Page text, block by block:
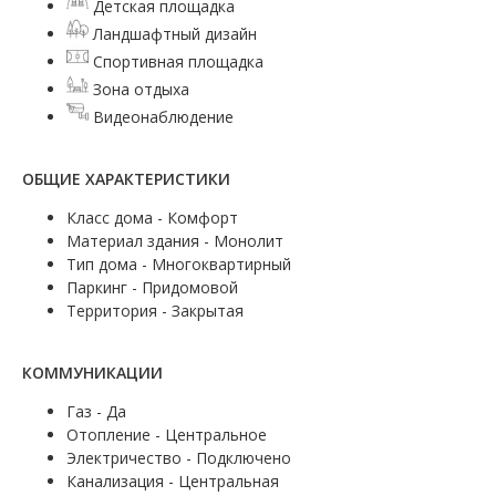
Детская площадка
Ландшафтный дизайн
Спортивная площадка
Зона отдыха
Видеонаблюдение
ОБЩИЕ ХАРАКТЕРИСТИКИ
Класс дома - Комфорт
Материал здания - Монолит
Тип дома - Многоквартирный
Паркинг - Придомовой
Территория - Закрытая
КОММУНИКАЦИИ
Газ - Да
Отопление - Центральное
Электричество - Подключено
Канализация - Центральная